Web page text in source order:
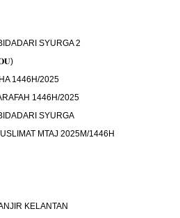
SYURGA 2
1446H/2025
1446H/2025
SYURGA
MTAJ 2025M/1446H
KELANTAN